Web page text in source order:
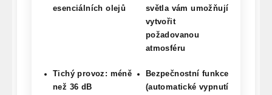
esenciálních olejů
světla vám umožňují
vytvořit
požadovanou
atmosféru
Tichý provoz: méně
než 36 dB
Bezpečnostní funkce
(automatické vypnutí